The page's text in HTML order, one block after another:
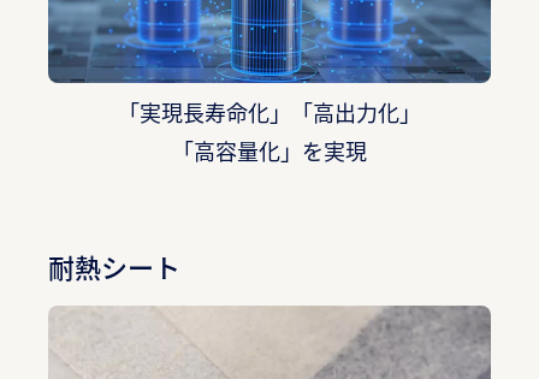
「実現長寿命化」「高出力化」
「高容量化」を実現
耐熱シート